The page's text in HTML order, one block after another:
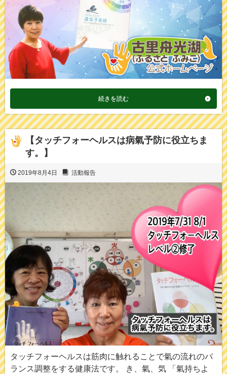
続きを読む
【タッチフォーヘルスは病氣予防に役立ちま
す。】
2019年8月4日 活動報告
タッチフォーヘルスは筋肉に触れることで氣の流れのバ
ランス調整をする健康法です。 き、氣、気 「氣持ちよ